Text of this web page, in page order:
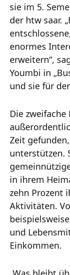
sie im 5.
der htw saar.
enormes
erweitern“,
Youmbi in
und sie für
Die
Zeit
unterstützen.
in ihrem
zehn Prozent
Aktivitäten.
und
Einkommen.